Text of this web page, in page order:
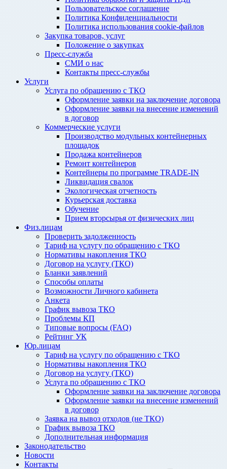
Пользовательское соглашение
Политика Конфиденциальности
Политика использования cookie-файлов
Закупка товаров, услуг
Положение о закупках
Пресс-служба
СМИ о нас
Контакты пресс-службы
Услуги
Услуга по обращению с ТКО
Оформление заявки на заключение договора
Оформление заявки на внесение изменений
в договор
Коммерческие услуги
Производство модульных контейнерных
площадок
Продажа контейнеров
Ремонт контейнеров
Контейнеры по программе TRADE-IN
Ликвидация свалок
Экологическая отчетность
Курьерская доставка
Обучение
Прием вторсырья от физических лиц
Физ.лицам
Проверить задолженность
Тариф на услугу по обращению с ТКО
Нормативы накопления ТКО
Договор на услугу (ТКО)
Бланки заявлений
Способы оплаты
Возможности Личного кабинета
Анкета
График вывоза ТКО
Проблемы КП
Типовые вопросы (FAQ)
Рейтинг УК
Юр.лицам
Тариф на услугу по обращению с ТКО
Нормативы накопления ТКО
Договор на услугу (ТКО)
Услуга по обращению с ТКО
Оформление заявки на заключение договора
Оформление заявки на внесение изменений
в договор
Заявка на вывоз отходов (не ТКО)
График вывоза ТКО
Дополнительная информация
Законодательство
Новости
Контакты